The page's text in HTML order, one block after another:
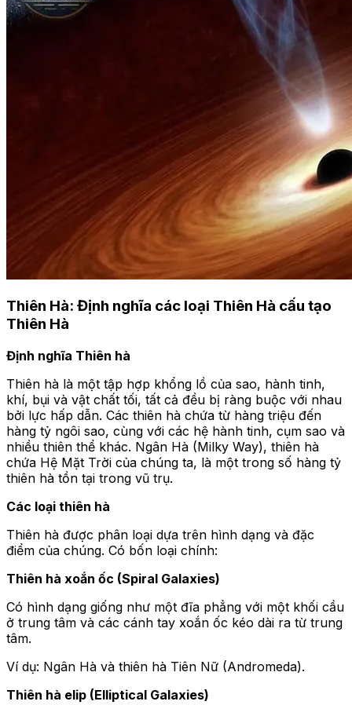
Thiên Hà: Định nghĩa các loại Thiên Hà cấu tạo
Thiên Hà
Định nghĩa Thiên hà
Thiên hà là một tập hợp khổng lồ của sao, hành tinh,
khí, bụi và vật chất tối, tất cả đều bị ràng buộc với nhau
bởi lực hấp dẫn. Các thiên hà chứa từ hàng triệu đến
hàng tỷ ngôi sao, cùng với các hệ hành tinh, cụm sao và
nhiều thiên thể khác. Ngân Hà (Milky Way), thiên hà
chứa Hệ Mặt Trời của chúng ta, là một trong số hàng tỷ
thiên hà tồn tại trong vũ trụ.
Các loại thiên hà
Thiên hà được phân loại dựa trên hình dạng và đặc
điểm của chúng. Có bốn loại chính:
Thiên hà xoắn ốc (Spiral Galaxies)
Có hình dạng giống như một đĩa phẳng với một khối cầu
ở trung tâm và các cánh tay xoắn ốc kéo dài ra từ trung
tâm.
Ví dụ: Ngân Hà và thiên hà Tiên Nữ (Andromeda).
Thiên hà elip (Elliptical Galaxies)